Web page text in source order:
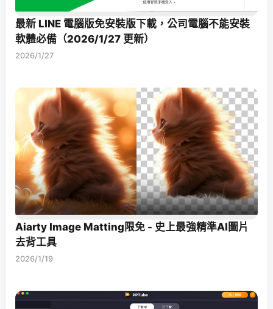
最新 LINE 電腦版免安裝版下載，公司電腦不能安裝
軟體必備（2026/1/27 更新）
2026/1/27
Aiarty Image Matting限免 - 史上最強精準AI圖片
去背工具
2026/1/19